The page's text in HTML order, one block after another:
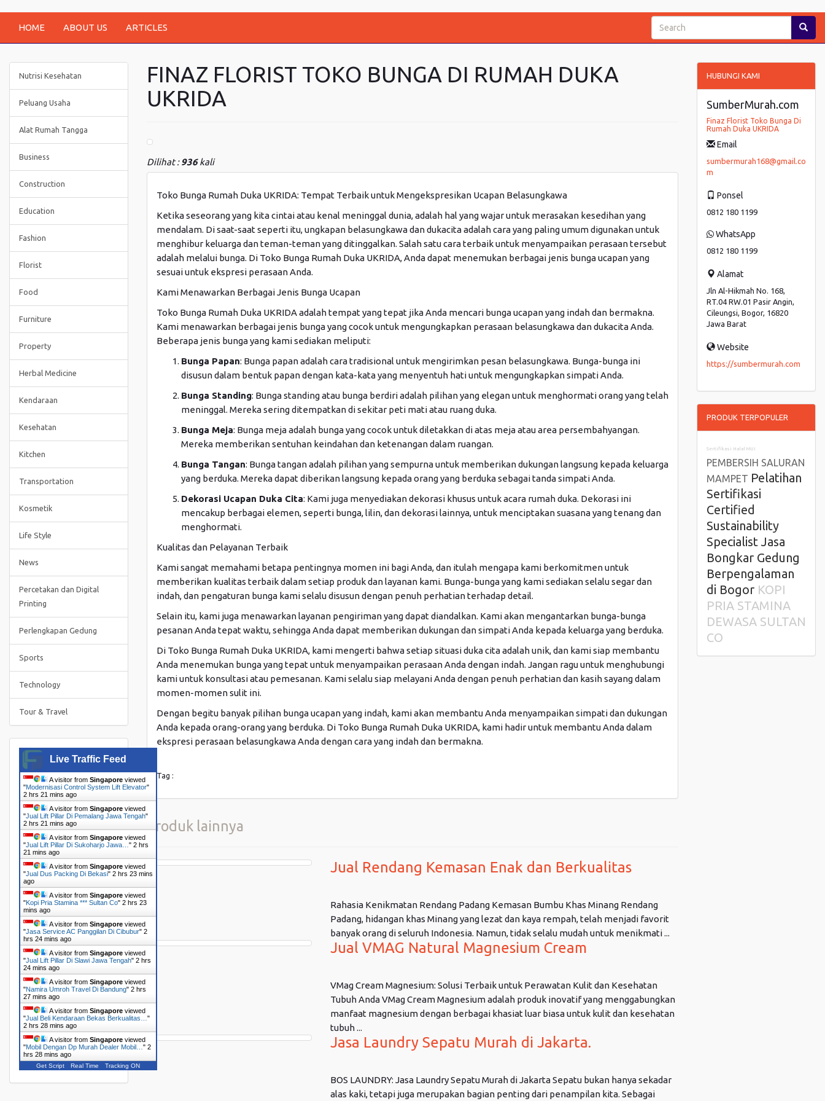
HOME ABOUT US ARTICLES
FINAZ FLORIST TOKO BUNGA DI RUMAH DUKA
UKRIDA
Dilihat :936kali
Toko Bunga Rumah Duka UKRIDA: Tempat Terbaik untuk Mengekspresikan Ucapan Belasungkawa
Ketika seseorang yang kita cintai atau kenal meninggal dunia, adalah hal yang wajar untuk merasakan kesedihan yang
mendalam. Di saat-saat seperti itu, ungkapan belasungkawa dan dukacita adalah cara yang paling umum digunakan untuk
menghibur keluarga dan teman-teman yang ditinggalkan. Salah satu cara terbaik untuk menyampaikan perasaan tersebut
adalah melalui bunga. Di Toko Bunga Rumah Duka UKRIDA, Anda dapat menemukan berbagai jenis bunga ucapan yang
sesuai untuk ekspresi perasaan Anda.
Kami Menawarkan Berbagai Jenis Bunga Ucapan
Toko Bunga Rumah Duka UKRIDA adalah tempat yang tepat jika Anda mencari bunga ucapan yang indah dan bermakna.
Kami menawarkan berbagai jenis bunga yang cocok untuk mengungkapkan perasaan belasungkawa dan dukacita Anda.
Beberapa jenis bunga yang kami sediakan meliputi:
Bunga Papan: Bunga papan adalah cara tradisional untuk mengirimkan pesan belasungkawa. Bunga-bunga ini
disusun dalam bentuk papan dengan kata-kata yang menyentuh hati untuk mengungkapkan simpati Anda.
Bunga Standing: Bunga standing atau bunga berdiri adalah pilihan yang elegan untuk menghormati orang yang telah
meninggal. Mereka sering ditempatkan di sekitar peti mati atau ruang duka.
Bunga Meja: Bunga meja adalah bunga yang cocok untuk diletakkan di atas meja atau area persembahyangan.
Mereka memberikan sentuhan keindahan dan ketenangan dalam ruangan.
Bunga Tangan: Bunga tangan adalah pilihan yang sempurna untuk memberikan dukungan langsung kepada keluarga
yang berduka. Mereka dapat diberikan langsung kepada orang yang berduka sebagai tanda simpati Anda.
Dekorasi Ucapan Duka Cita: Kami juga menyediakan dekorasi khusus untuk acara rumah duka. Dekorasi ini
mencakup berbagai elemen, seperti bunga, lilin, dan dekorasi lainnya, untuk menciptakan suasana yang tenang dan
menghormati.
Kualitas dan Pelayanan Terbaik
Kami sangat memahami betapa pentingnya momen ini bagi Anda, dan itulah mengapa kami berkomitmen untuk
memberikan kualitas terbaik dalam setiap produk dan layanan kami. Bunga-bunga yang kami sediakan selalu segar dan
indah, dan pengaturan bunga kami selalu disusun dengan penuh perhatian terhadap detail.
Selain itu, kami juga menawarkan layanan pengiriman yang dapat diandalkan. Kami akan mengantarkan bunga-bunga
pesanan Anda tepat waktu, sehingga Anda dapat memberikan dukungan dan simpati Anda kepada keluarga yang berduka.
Di Toko Bunga Rumah Duka UKRIDA, kami mengerti bahwa setiap situasi duka cita adalah unik, dan kami siap membantu
Anda menemukan bunga yang tepat untuk menyampaikan perasaan Anda dengan indah. Jangan ragu untuk menghubungi
kami untuk konsultasi atau pemesanan. Kami selalu siap melayani Anda dengan penuh perhatian dan kasih sayang dalam
momen-momen sulit ini.
Dengan begitu banyak pilihan bunga ucapan yang indah, kami akan membantu Anda menyampaikan simpati dan dukungan
Anda kepada orang-orang yang berduka. Di Toko Bunga Rumah Duka UKRIDA, kami hadir untuk membantu Anda dalam
ekspresi perasaan belasungkawa Anda dengan cara yang indah dan bermakna.
Tag :
Produk lainnya
Jual Rendang Kemasan Enak dan Berkualitas
Rahasia Kenikmatan Rendang Padang Kemasan Bumbu Khas Minang Rendang
Padang, hidangan khas Minang yang lezat dan kaya rempah, telah menjadi favorit
banyak orang di seluruh Indonesia. Namun, tidak selalu mudah untuk menikmati ...
Jual VMAG Natural Magnesium Cream
VMag Cream Magnesium: Solusi Terbaik untuk Perawatan Kulit dan Kesehatan
Tubuh Anda VMag Cream Magnesium adalah produk inovatif yang menggabungkan
manfaat magnesium dengan berbagai khasiat luar biasa untuk kulit dan kesehatan
tubuh ...
Jasa Laundry Sepatu Murah di Jakarta.
BOS LAUNDRY: Jasa Laundry Sepatu Murah di Jakarta Sepatu bukan hanya sekadar
alas kaki, tetapi juga merupakan bagian penting dari penampilan kita. Sebagai
Nutrisi Kesehatan
Peluang Usaha
Alat Rumah Tangga
Business
Construction
Education
Fashion
Florist
Food
Furniture
Property
Herbal Medicine
Kendaraan
Kesehatan
Kitchen
Transportation
Kosmetik
Life Style
News
Percetakan dan Digital
Printing
Perlengkapan Gedung
Sports
Technology
Tour & Travel
Live Traffic Feed
A visitor from Singapore viewed
"Modernisasi Control System Lift Elevator"
2 hrs 21 mins ago
A visitor from Singapore viewed
"Jual Lift Pillar Di Pemalang Jawa Tengah"
2 hrs 21 mins ago
A visitor from Singapore viewed
"Jual Lift Pillar Di Sukoharjo Jawa… " 2 hrs
21 mins ago
A visitor from Singapore viewed
"Jual Dus Packing Di Bekasi" 2 hrs 23 mins
ago
A visitor from Singapore viewed
"Kopi Pria Stamina *** Sultan Co" 2 hrs 23
mins ago
A visitor from Singapore viewed
"Jasa Service AC Panggilan Di Cibubur" 2
hrs 24 mins ago
A visitor from Singapore viewed
"Jual Lift Pillar Di Slawi Jawa Tengah" 2 hrs
24 mins ago
A visitor from Singapore viewed
"Namira Umroh Travel Di Bandung" 2 hrs
27 mins ago
A visitor from Singapore viewed
"Jual Beli Kendaraan Bekas Berkualitas… "
2 hrs 28 mins ago
A visitor from Singapore viewed
"Mobil Dengan Dp Murah Dealer Mobil… " 2
hrs 28 mins ago
Get Script Real Time Tracking ON
HUBUNGI KAMI
SumberMurah.com
Finaz Florist Toko Bunga Di
Rumah Duka UKRIDA
Email
sumbermurah168@gmail.co
m
Ponsel
0812 180 1199
WhatsApp
0812 180 1199
Alamat
Jln Al-Hikmah No. 168,
RT.04 RW.01 Pasir Angin,
Cileungsi, Bogor, 16820
Jawa Barat
Website
https://sumbermurah.com
PRODUK TERPOPULER
Sertifikasi Halal MUI
PEMBERSIH SALURAN
MAMPET Pelatihan
Sertifikasi
Certified
Sustainability
Specialist Jasa
Bongkar Gedung
Berpengalaman
di Bogor KOPI
PRIA STAMINA
DEWASA SULTAN
CO